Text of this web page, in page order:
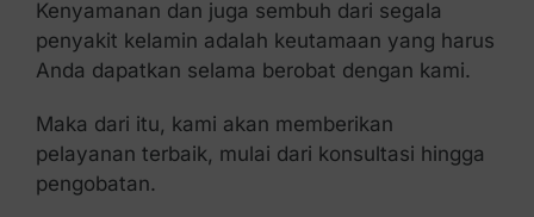
Kenyamanan dan juga sembuh dari segala
penyakit kelamin adalah keutamaan yang harus
Anda dapatkan selama berobat dengan kami.
Maka dari itu, kami akan memberikan
pelayanan terbaik, mulai dari konsultasi hingga
pengobatan.